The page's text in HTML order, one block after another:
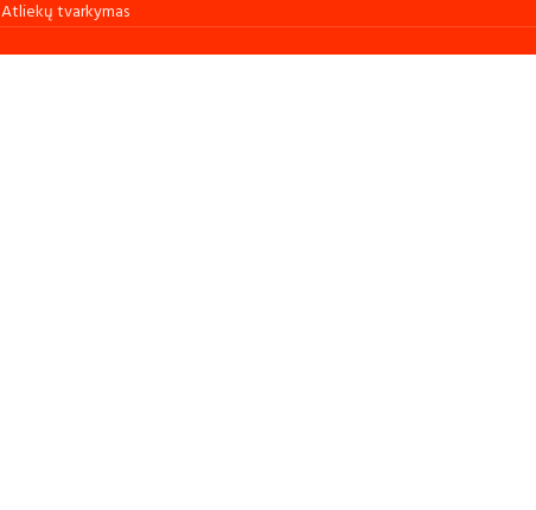
Atliekų tvarkymas